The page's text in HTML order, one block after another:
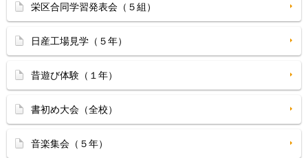
栄区合同学習発表会（５組）
日産工場見学（５年）
昔遊び体験（１年）
書初め大会（全校）
音楽集会（５年）